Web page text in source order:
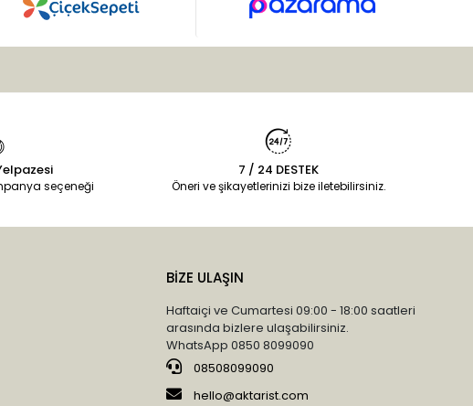
seçeneği
7 / 24 DESTEK
Öneri ve şikayetlerinizi bize iletebilirsiniz.
BİZE ULAŞIN
Haftaiçi ve Cumartesi 09:00 - 18:00 saatleri
arasında bizlere ulaşabilirsiniz.
WhatsApp 0850 8099090
08508099090
hello@aktarist.com